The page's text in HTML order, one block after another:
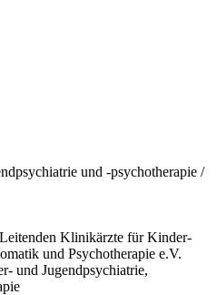
und -psychotherapie /
Klinikärzte für Kinder-
und Psychotherapie e.V.
und Jugendpsychiatrie,